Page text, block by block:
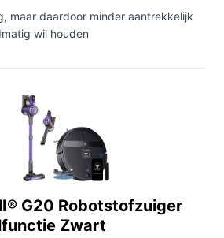
maar daardoor minder aantrekkelijk
wil houden
G20 Robotstofzuiger
Zwart